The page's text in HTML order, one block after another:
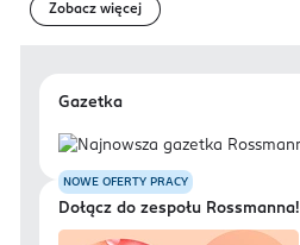
Zobacz więcej
Gazetka
NOWE OFERTY PRACY
Dołącz do zespołu Rossmanna!